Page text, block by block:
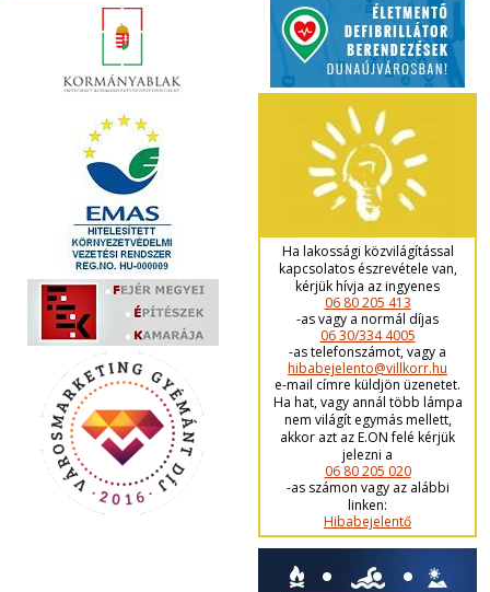
Ha lakossági közvilágítással
kapcsolatos észrevétele van,
kérjük hívja az ingyenes
06 80 205 413
-as vagy a normál díjas
06 30/334 4005
-as telefonszámot, vagy a
hibabejelento@villkorr.hu
e-mail címre küldjön üzenetet.
Ha hat, vagy annál több lámpa
nem világít egymás mellett,
akkor azt az E.ON felé kérjük
jelezni a
06 80 205 020
-as számon vagy az alábbi
linken:
Hibabejelentő